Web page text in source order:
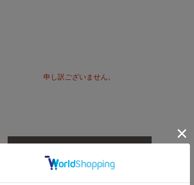
申し訳ございません。